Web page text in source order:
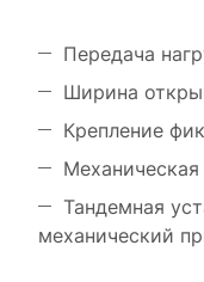
Передача
Ширина
Крепление
Тандемная
механический